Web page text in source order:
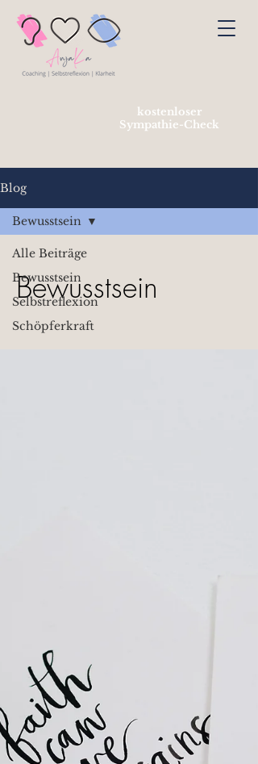
kostenloser
Sympathie-Check
Blog
Alle Beiträge
Bewusstsein
Selbstreflexion
Schöpferkraft
Bewusstsein
Bewusstsein